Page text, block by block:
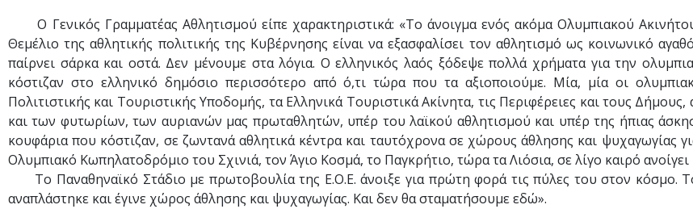
Ο Γενικός Γραμματέας Αθλητισμού είπε χαρακτηριστικά: «Το άνοιγμα ενός ακόμα Ολυμπιακού
Θεμέλιο της αθλητικής πολιτικής της Κυβέρνησης είναι να εξασφαλίσει τον αθλητισμό ως κοινωνικό
παίρνει σάρκα και οστά. Δεν μένουμε στα λόγια. Ο ελληνικός λαός ξόδεψε πολλά χρήματα για την
κόστιζαν στο ελληνικό δημόσιο περισσότερο από ό,τι τώρα που τα αξιοποιούμε. Μία, μία οι
Πολιτιστικής και Τουριστικής Υποδομής, τα Ελληνικά Τουριστικά Ακίνητα, τις Περιφέρειες και τους
και των φυτωρίων, των αυριανών μας πρωταθλητών, υπέρ του λαϊκού αθλητισμού και υπέρ της ήπιας
κουφάρια που κόστιζαν, σε ζωντανά αθλητικά κέντρα και ταυτόχρονα σε χώρους άθλησης και ψυχαγωγίας
Ολυμπιακό Κωπηλατοδρόμιο του Σχινιά, τον Άγιο Κοσμά, το Παγκρήτιο, τώρα τα Λιόσια, σε λίγο καιρό
Το Παναθηναϊκό Στάδιο με πρωτοβουλία της Ε.Ο.Ε. άνοιξε για πρώτη φορά τις πύλες του στον κόσμο.
αναπλάστηκε και έγινε χώρος άθλησης και ψυχαγωγίας. Και δεν θα σταματήσουμε εδώ».